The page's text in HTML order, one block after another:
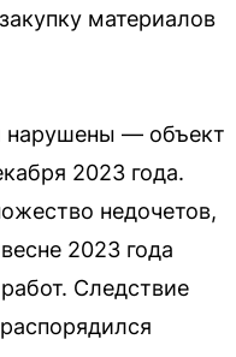
материалов
нарушены — объект
2023 года.
недочетов,
2023 года
Следствие